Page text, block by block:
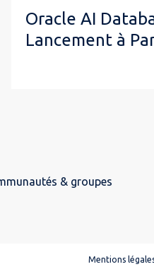
Oracle AI
Lancement à
& groupes
Mentions